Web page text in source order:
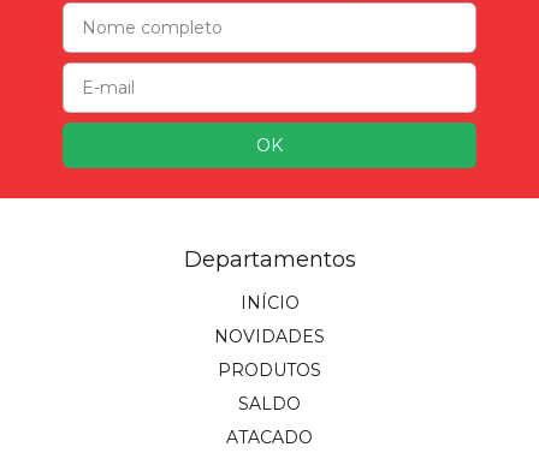
Departamentos
INÍCIO
NOVIDADES
PRODUTOS
SALDO
ATACADO